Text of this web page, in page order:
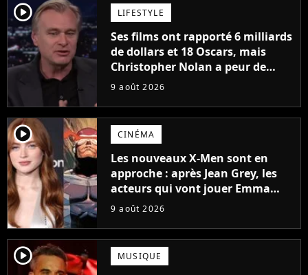
player2 LIFESTYLE
Ses films ont rapporté 6 milliards
de dollars et 18 Oscars, mais
Christopher Nolan a peur de
tourner un genre de films très
9 août 2026
player2 CINÉMA
Les nouveaux X-Men sont en
approche : après Jean Grey, les
acteurs qui vont jouer Emma
Frost et Cyclope trouvés !
9 août 2026
player2 MUSIQUE